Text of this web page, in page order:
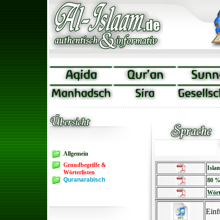
Allgemein
Grundbegriffe &
Wörterlisten
Quranarabisch
80